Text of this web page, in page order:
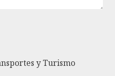
y Turismo